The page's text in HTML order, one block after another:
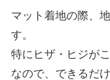
マット着地の際、
す。
特にヒザ・ヒジが
なので、できるだ